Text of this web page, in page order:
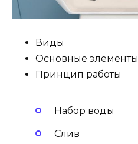
Виды
Основные элементы
Принцип работы
Набор воды
Слив